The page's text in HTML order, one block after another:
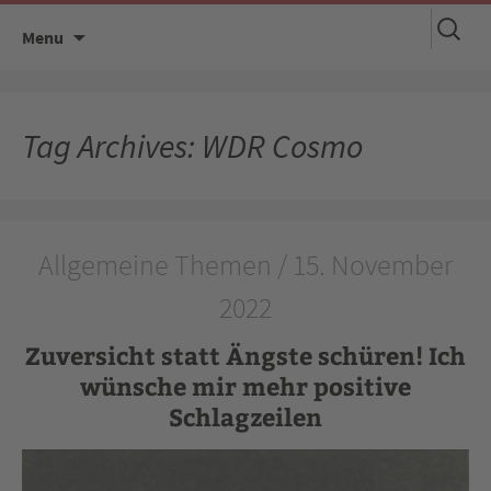
Menu
Suchen
nach:
Tag Archives: WDR Cosmo
Allgemeine Themen / 15. November
2022
Zuversicht statt Ängste schüren! Ich
wünsche mir mehr positive
Schlagzeilen